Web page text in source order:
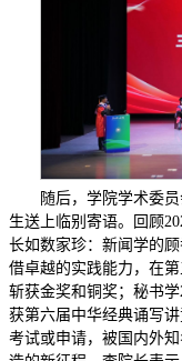
随后，学院学术委
生送上临别寄语。回顾
长如数家珍：新闻学的
借卓越的实践能力，在
斩获金奖和铜奖；秘书
获第六届中华经典诵写
考试或申请，被国内外